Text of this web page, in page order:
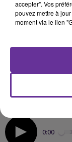
SAWA
Elle se
la Télévision
0:00
accepter". Vos
pouvez mettre à
moment via le lien